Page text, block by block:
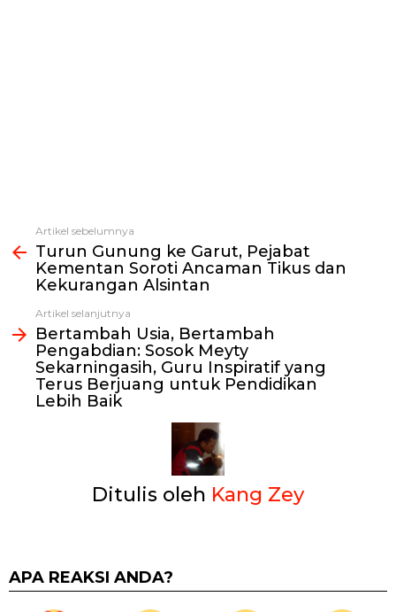
Lihat
selengkapnya
Artikel sebelumnya
Turun Gunung ke Garut, Pejabat
Kementan Soroti Ancaman Tikus dan
Kekurangan Alsintan
Artikel selanjutnya
Bertambah Usia, Bertambah
Pengabdian: Sosok Meyty
Sekarningasih, Guru Inspiratif yang
Terus Berjuang untuk Pendidikan
Lebih Baik
Ditulis oleh Kang Zey
APA REAKSI ANDA?